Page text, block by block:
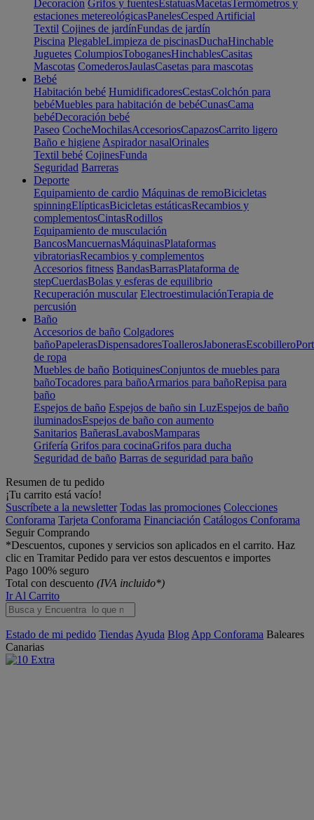
Decoración Grifos y fuentesEstatuasMacetasTermómetros y
estaciones metereológicasPanelesCesped Artificial
Textil Cojines de jardínFundas de jardín
Piscina PlegableLimpieza de piscinasDuchaHinchable
Juguetes ColumpiosToboganesHinchablesCasitas
Mascotas ComederosJaulasCasetas para mascotas
Bebé
Habitación bebé HumidificadoresCestasColchón para
bebéMuebles para habitación de bebéCunasCama
bebéDecoración bebé
Paseo CocheMochilasAccesoriosCapazosCarrito ligero
Baño e higiene Aspirador nasalOrinales
Textil bebé CojinesFunda
Seguridad Barreras
Deporte
Equipamiento de cardio Máquinas de remoBicicletas
spinningElípticasBicicletas estáticasRecambios y
complementosCintasRodillos
Equipamiento de musculación
BancosMancuernasMáquinasPlataformas
vibratoriasRecambios y complementos
Accesorios fitness BandasBarrasPlataforma de
stepCuerdasBolas y esferas de equilibrio
Recuperación muscular ElectroestimulaciónTerapia de
percusión
Baño
Accesorios de baño Colgadores
bañoPapelerasDispensadoresToallerosJabonerasEscobillero
de ropa
Muebles de baño BotiquinesConjuntos de muebles para
bañoTocadores para bañoArmarios para bañoRepisa para
baño
Espejos de baño Espejos de baño sin LuzEspejos de baño
iluminadosEspejos de baño con aumento
Sanitarios BañerasLavabosMamparas
Grifería Grifos para cocinaGrifos para ducha
Seguridad de baño Barras de seguridad para baño
Resumen de tu pedido
¡Tu carrito está vacío!
Suscríbete a la newsletter Todas las promociones Colecciones
Conforama Tarjeta Conforama Financiación Catálogos Conforama
Seguir Comprando
*Descuentos, cupones y servicios son aplicados en el carrito. Haz
clic en Tramitar Pedido para ver estos descuentos e importes
Pago 100% seguro
Total con descuento (IVA incluido*)
Ir Al Carrito
Estado de mi pedido Tiendas Ayuda Blog App Conforama Baleares
Canarias